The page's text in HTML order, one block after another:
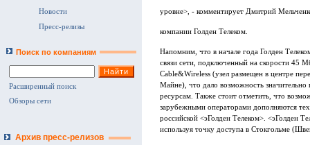
Новости
Пресс-релизы
Поиск по компаниям
Расширенный поиск
Обзоры сети
Архив пресс-релизов
уровне>, - комментирует Дмитрий
компании Голден Телеком.
Напомним, что в начале года Голден
связи сети, подключенный на скорости 45
Cable&Wireless (узел размещен в центре
Майне), что дало возможность значительно
ресурсам. Также стоит отметить, что
зарубежными операторами дополняются
российской <эГолден Телеком>. <эГолден
используя точку доступа в Стокгольме